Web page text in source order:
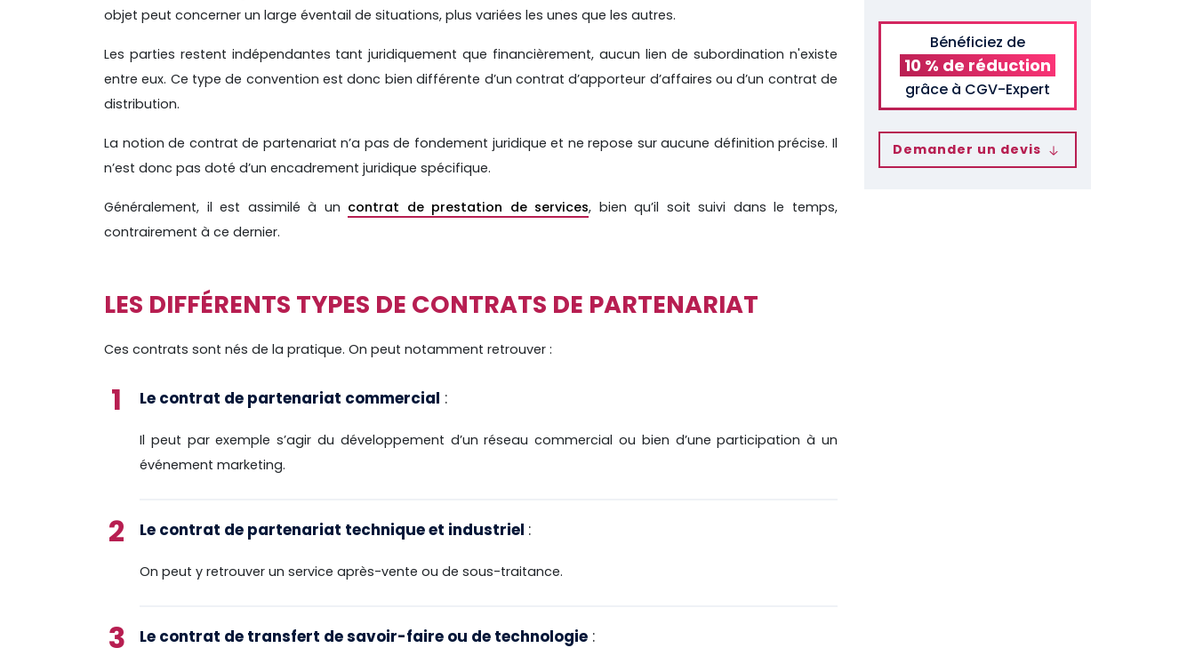
objet peut concerner un large éventail de situations, plus variées les unes que les autres.
Les parties restent indépendantes tant juridiquement que financièrement, aucun lien de subordination n'existe
entre eux. Ce type de convention est donc bien différente d’un contrat d’apporteur d’affaires ou d’un contrat de
distribution.
La notion de contrat de partenariat n’a pas de fondement juridique et ne repose sur aucune définition précise. Il
n’est donc pas doté d’un encadrement juridique spécifique.
Généralement, il est assimilé à un contrat de prestation de services, bien qu’il soit suivi dans le temps,
contrairement à ce dernier.
LES DIFFÉRENTS TYPES DE CONTRATS DE PARTENARIAT
Ces contrats sont nés de la pratique. On peut notamment retrouver :
Le contrat de partenariat commercial :
Il peut par exemple s’agir du développement d’un réseau commercial ou bien d’une participation à un
événement marketing.
Le contrat de partenariat technique et industriel :
On peut y retrouver un service après-vente ou de sous-traitance.
Le contrat de transfert de savoir-faire ou de technologie :
Bénéficiez de
10 % de réduction
grâce à CGV-Expert
Demander un devis